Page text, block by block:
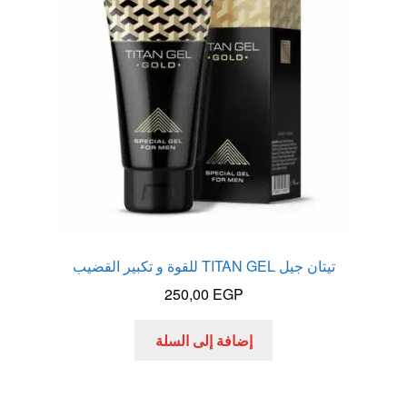
زيوت مساج و نكهات للمداعبه
تيتان جيل TITAN GEL للقوة و تكبير القضيب
250,00 EGP
إضافة إلى السلة